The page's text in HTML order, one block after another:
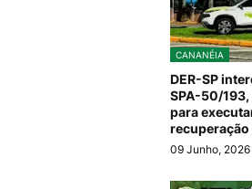
CANANÉIA
DER-SP
SPA-50/193,
para
recuperação
09 Junho, 2026